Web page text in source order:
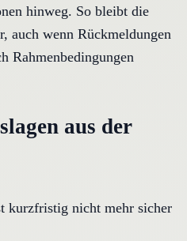
hinweg. So bleibt die
auch wenn Rückmeldungen
Rahmenbedingungen
aus der
kurzfristig nicht mehr sicher